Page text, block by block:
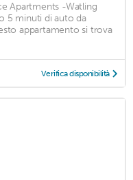
Apartments -Watling
5 minuti di auto da
appartamento si trova
Verifica disponibilità